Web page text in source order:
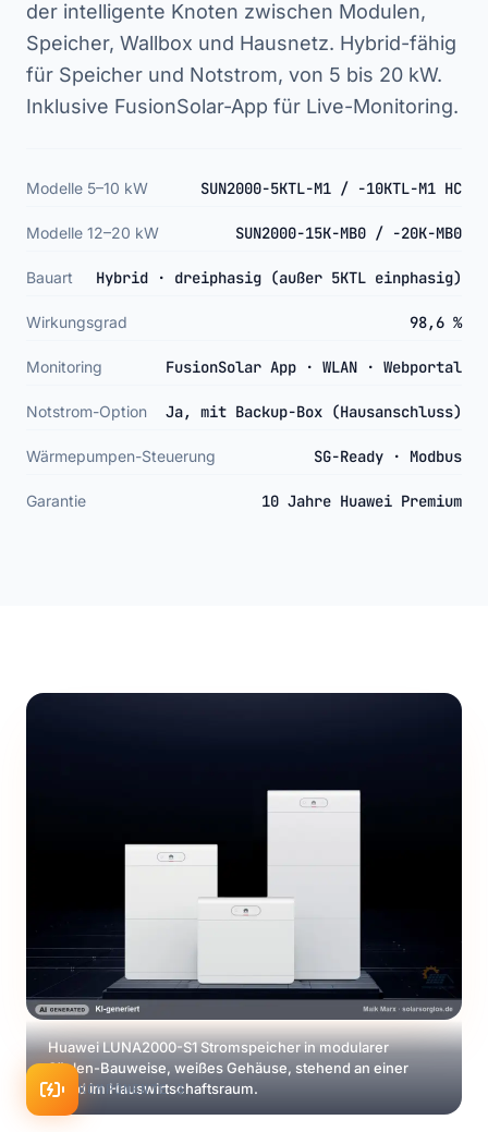
der intelligente Knoten zwischen Modulen,
Speicher, Wallbox und Hausnetz. Hybrid-fähig
für Speicher und Notstrom, von 5 bis 20 kW.
Inklusive FusionSolar-App für Live-Monitoring.
Modelle 5–10 kW SUN2000-5KTL-M1 / -10KTL-M1 HC
Modelle 12–20 kW SUN2000-15K-MB0 / -20K-MB0
Bauart Hybrid · dreiphasig (außer 5KTL einphasig)
Wirkungsgrad 98,6 %
Monitoring FusionSolar App · WLAN · Webportal
Notstrom-Option Ja, mit Backup-Box (Hausanschluss)
Wärmepumpen-Steuerung SG-Ready · Modbus
Garantie 10 Jahre Huawei Premium
Huawei LUNA2000-S1 Stromspeicher in modularer
Säulen-Bauweise, weißes Gehäuse, stehend an einer
Wand im Hauswirtschaftsraum.
KOMPONENTE 3